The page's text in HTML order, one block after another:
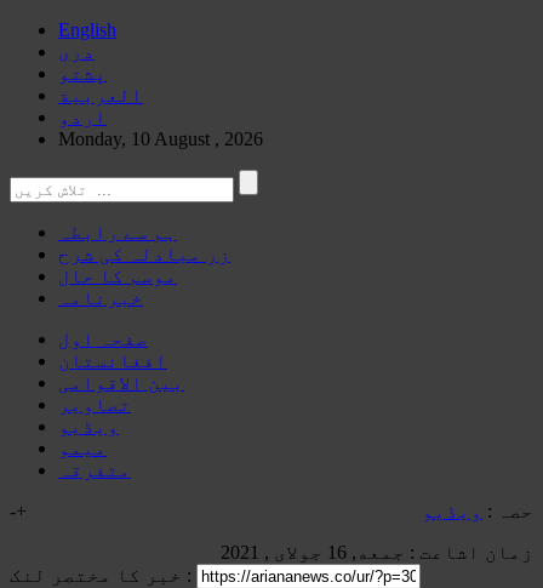
English
دری
پشتو
العربیة
اردو
Monday, 10 August , 2026
ہم سے رابطہ
زر مبادلہ کی شرح
موسم کا حال
خبرنامہ
صفحہ اول
افغانستان
بین الاقوامی
تصاویر
ویڈیو
میمو
متفرقہ
حصہ : ویڈیو -+
زمان اشاعت : جمعه, 16 جولای , 2021
خبر کا مختصر لنک :